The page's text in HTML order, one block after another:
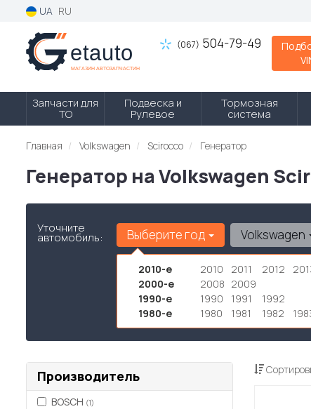
UA RU
(067) 504-79-49
Запчасти для
ТО
Подвеска и
Рулевое
Тормозная
система
Главная Volkswagen Scirocco Генератор
Генератор на Volkswagen
Уточните
автомобиль: Выберите год
2010-е 2010 2011 2012
2000-е
2008 2009
1990-е
1990 1991
1992
1980-е
1980 1981 1982
Volkswagen
Производитель
BOSCH (1)